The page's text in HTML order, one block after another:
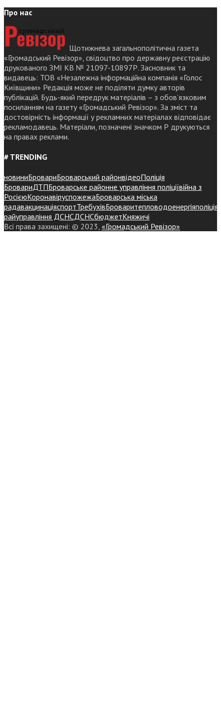
Про нас
Щотижнева загальнополітична газета
«Громадський Ревізор», свідоцтво про державну реєстрацію
друкованого ЗМІ КВ № 21097-10897Р. Засновник та
видавець: ТОВ «Незалежна інформаційна компанія «Голос
Київщини» Редакція може не поділяти думку авторів
публікацій. Будь-який передрук матеріалів – з обов’язковим
посиланням на газету «Громадський Ревізор». За зміст та
достовірність інформації у рекламних матеріалах відповідає
рекламодавець. Матеріали, позначені значком Р друкуються
на правах реклами.
# TRENDING
новиниБровариБроварський районвідеоПоліція
БровариДТПБроварське районне управління поліціївійна з
РосієюКоронавіруспожежаБроварська міська
радавакцинаціяспортТребухівБроваритепловодоенергіяполіція
райуправління ДСНСДСНСбюджетКняжичі
Всі права захищені: © 2023, «Громадський Ревізор»